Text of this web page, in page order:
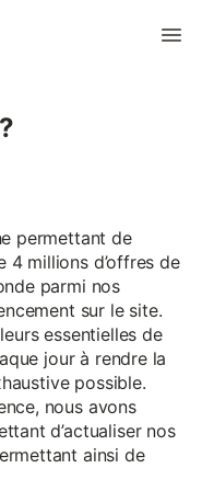
permettant de
4 millions d’offres de
parmi nos
sur le site.
essentielles de
jour à rendre la
possible.
nous avons
d’actualiser nos
ainsi de